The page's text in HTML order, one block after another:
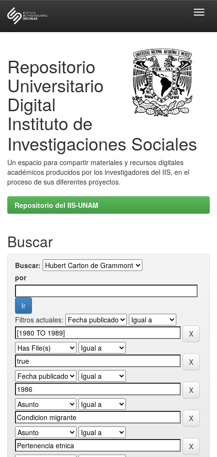
Repositorio
Universitario
Digital
Instituto de
Investigaciones Sociales
Un espacio para compartir materiales y recursos digitales
académicos producidos por los investigadores del IIS, en el
proceso de sus diferentes proyectos.
Repositorio del IIS-UNAM
Buscar
Buscar:
por
Filtros actuales: